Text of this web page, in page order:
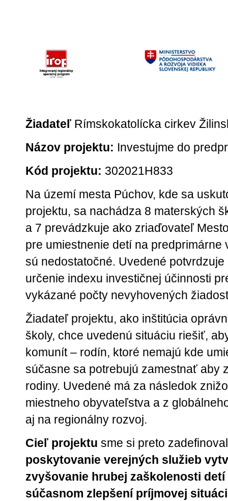
Žiadateľ Rímskokatolícka cirkev
Názov projektu: Investujme do
Kód projektu: 302021H833
Na území mesta Púchov, kde sa
projektu, sa nachádza 8 materských
a 7 prevádzkuje ako zriaďovateľ
pre umiestnenie detí na predprimárne
sú nedostatočné. Uvedené
určenie indexu investičnej účinnosti
vykázané počty nevyhovených
Žiadateľ projektu, ako inštitúcia
školy, chce uvedenú situáciu riešiť,
komunít – rodín, ktoré nemajú kde
súčasne sa potrebujú zamestnať aby
rodiny. Uvedené má za následok
miestneho obyvateľstva a z
aj na regionálny rozvoj.
Cieľ projektu sme si preto
poskytovanie verejných služieb
zvyšovanie hrubej zaškolenosti
súčasnom zlepšení príjmovej